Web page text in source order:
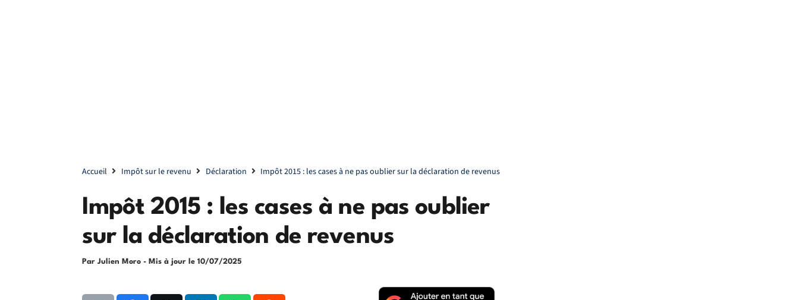
Accueil Impôt sur le revenu Déclaration Impôt 2015 : les cases à ne pas oublier sur la déclaration de revenus
Impôt 2015 : les cases à ne pas oublier
sur la déclaration de revenus
Par Julien Moro - Mis à jour le 10/07/2025